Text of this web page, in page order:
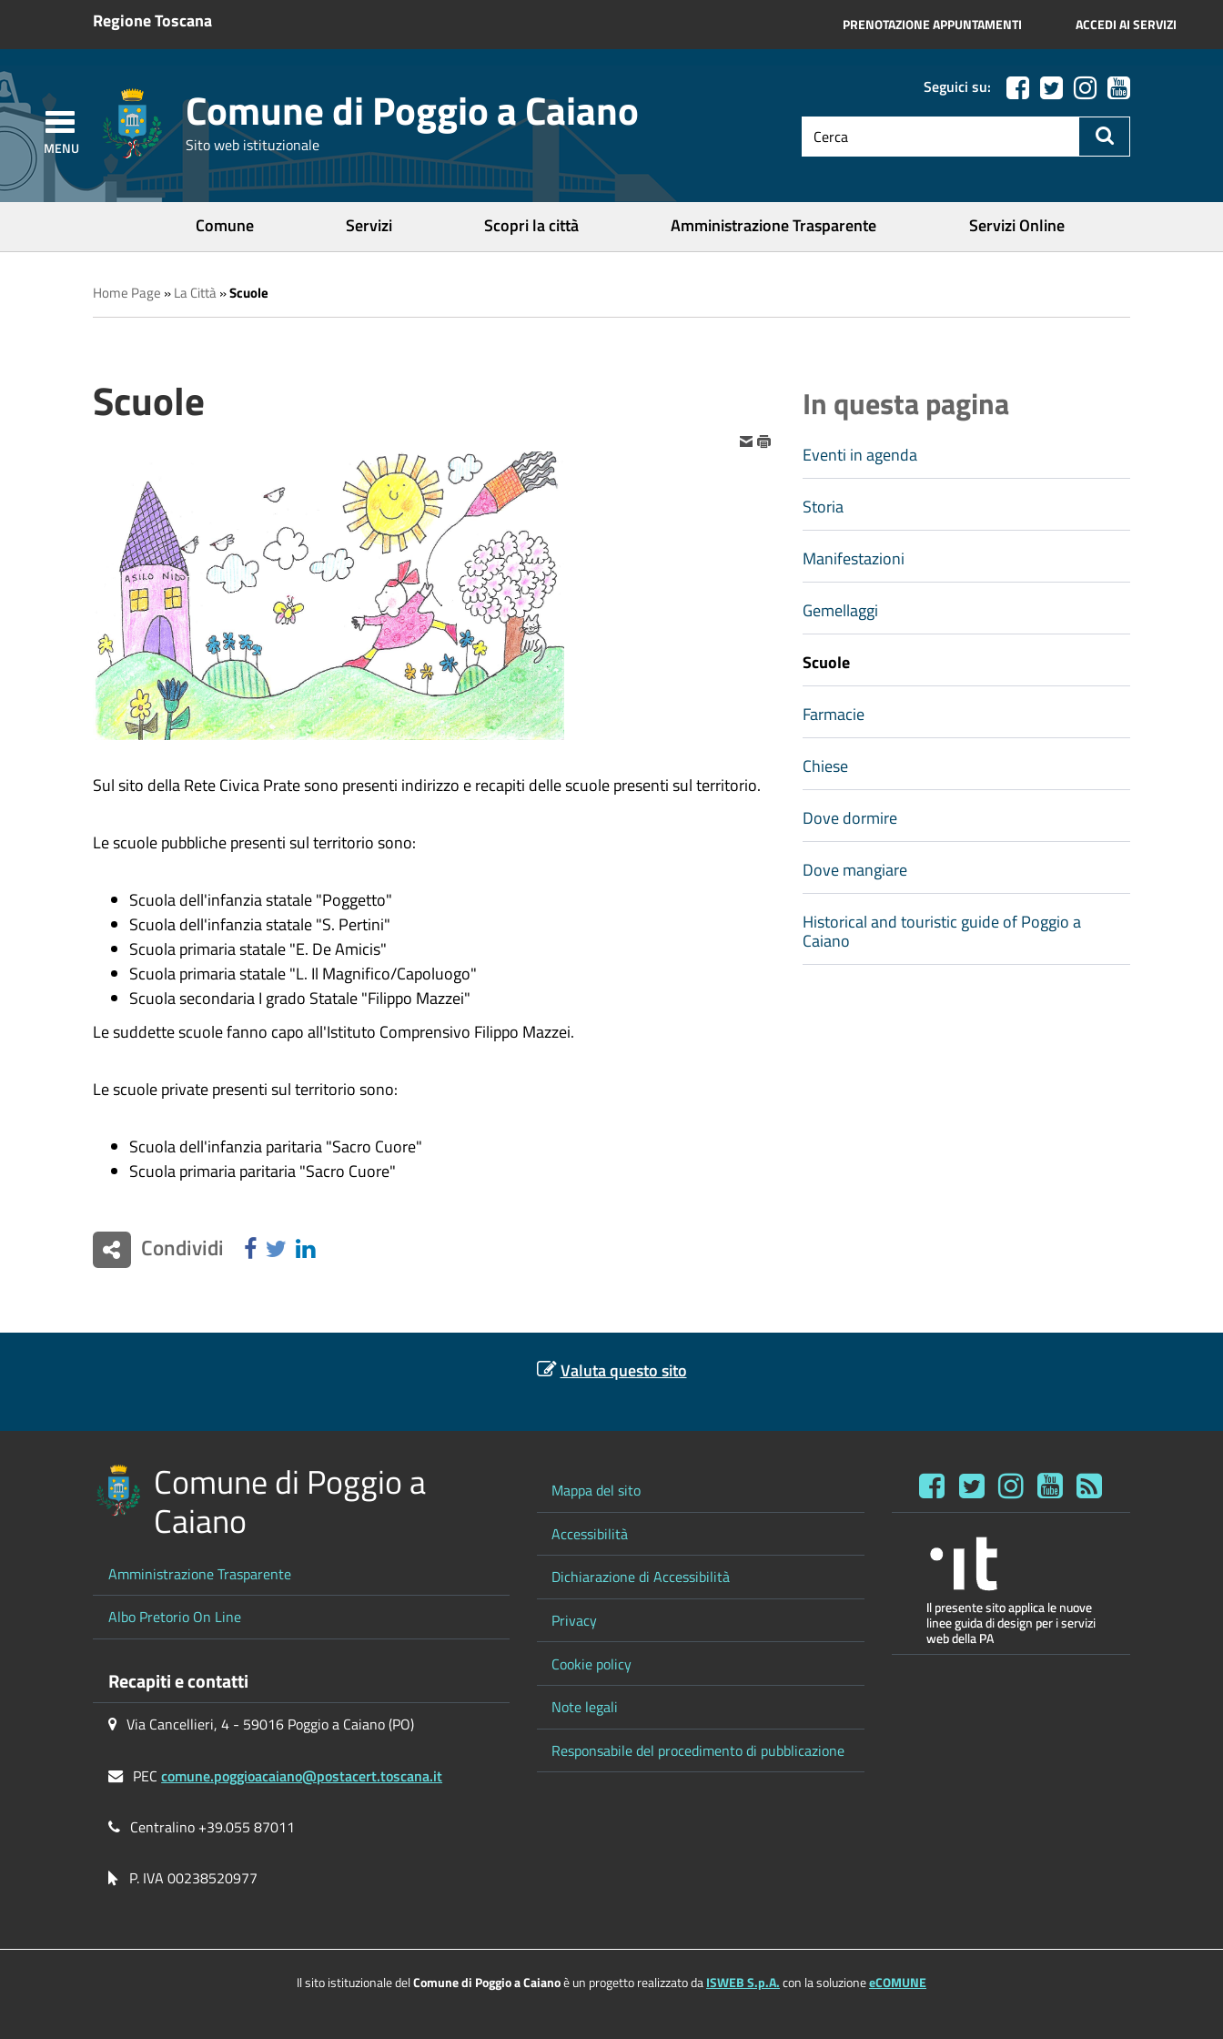
Regione Toscana PRENOTAZIONE APPUNTAMENTI ACCEDI AI SERVIZI
Comune di Poggio a Caiano
Sito web istituzionale
Seguici su:
testo
da
Comune Servizi Scopri la città Amministrazione Trasparente Servizi Online
Home Page »La Città»Scuole
Scuole
Sul sito della Rete Civica Prate sono presenti indirizzo e recapiti delle scuole presenti sul territorio.
Le scuole pubbliche presenti sul territorio sono:
Scuola dell'infanzia statale "Poggetto"
Scuola dell'infanzia statale "S. Pertini"
Scuola primaria statale "E. De Amicis"
Scuola primaria statale "L. Il Magnifico/Capoluogo"
Scuola secondaria I grado Statale "Filippo Mazzei"
Le suddette scuole fanno capo all'Istituto Comprensivo Filippo Mazzei.
Le scuole private presenti sul territorio sono:
Scuola dell'infanzia paritaria "Sacro Cuore"
Scuola primaria paritaria "Sacro Cuore"
Condividi
In questa pagina
Eventi in agenda
Storia
Manifestazioni
Gemellaggi
Scuole
Farmacie
Chiese
Dove dormire
Dove mangiare
Historical and touristic guide of Poggio a
Caiano
Valuta questo sito
Comune di Poggio a
Caiano
Amministrazione Trasparente
Albo Pretorio On Line
Recapiti e contatti
Via Cancellieri, 4 - 59016 Poggio a Caiano (PO)
PECcomune.poggioacaiano@postacert.toscana.it
Centralino +39.055 87011
P. IVA 00238520977
Mappa del sito
Accessibilità
Dichiarazione di Accessibilità
Privacy
Cookie policy
Note legali
Responsabile del procedimento di pubblicazione
Il sito istituzionale delComune di Poggio a Caianoè un progetto realizzato daISWEB S.p.A.con la soluzioneeCOMUNE